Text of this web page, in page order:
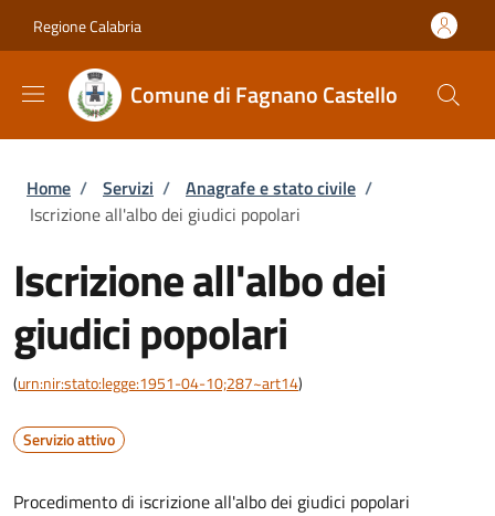
Regione Calabria
Comune di Fagnano Castello
Briciole di pane
Home / Servizi / Anagrafe e stato civile /
Iscrizione all'albo dei giudici popolari
Iscrizione all'albo dei
giudici popolari
(urn:nir:stato:legge:1951-04-10;287~art14)
Servizio attivo
Procedimento di iscrizione all'albo dei giudici popolari